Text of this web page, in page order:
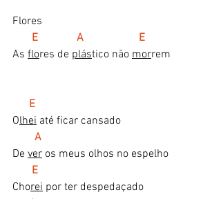
Flores
E              A                    E
As flores de plástico não morrem
   E
Olhei até ficar cansado
A
De ver os meus olhos no espelho
E
Chorei por ter despedaçado